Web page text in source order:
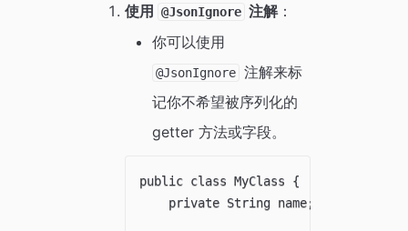
使用 @JsonIgnore 注解：
你可以使用
@JsonIgnore 注解来标
记你不希望被序列化的
getter 方法或字段。
public class MyClass {
    private String name;